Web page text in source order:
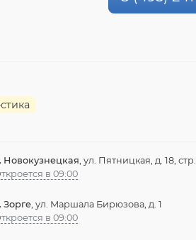
Новокузнецкая, ул. Пятницкая, д. 18,
в 09:00
Зорге, ул. Маршала Бирюзова, д. 1
в 09:00